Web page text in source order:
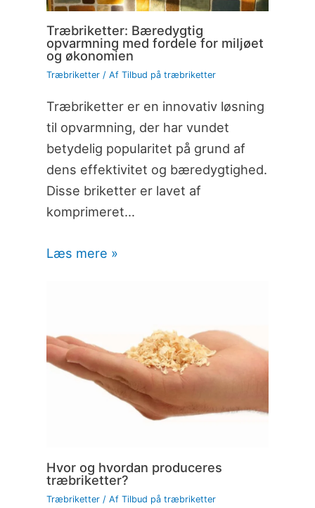
Træbriketter: Bæredygtig
opvarmning med fordele for miljøet
og økonomien
Træbriketter/ Af Tilbud på træbriketter
Træbriketter er en innovativ løsning
til opvarmning, der har vundet
betydelig popularitet på grund af
dens effektivitet og bæredygtighed.
Disse briketter er lavet af
komprimeret…
Læs mere »
Hvor og hvordan produceres
træbriketter?
Træbriketter/ Af Tilbud på træbriketter